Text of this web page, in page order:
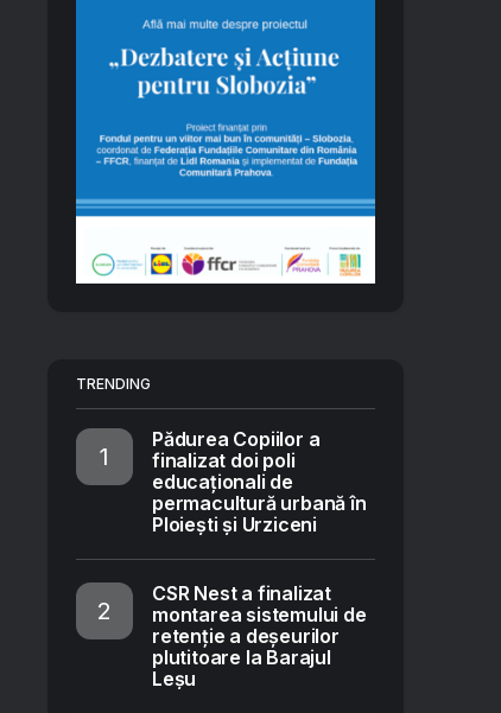
TRENDING
Pădurea Copiilor a
finalizat doi poli
educaționali de
permacultură urbană în
Ploiești și Urziceni
CSR Nest a finalizat
montarea sistemului de
retenție a deșeurilor
plutitoare la Barajul
Leșu